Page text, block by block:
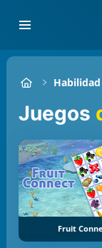
Habilidad
Juegos
Fruit